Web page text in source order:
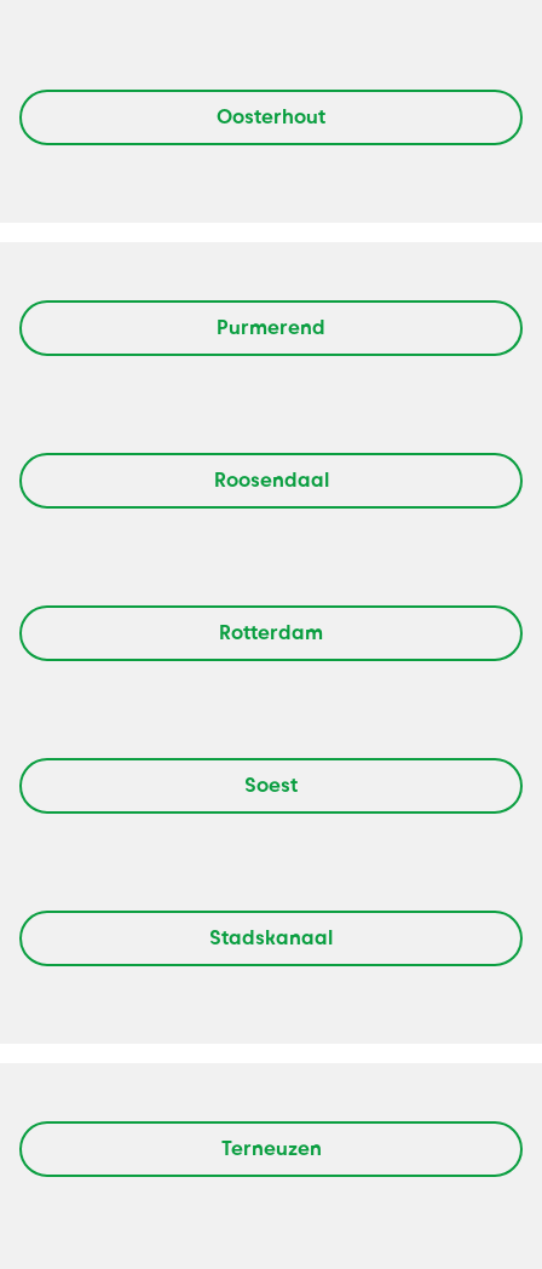
Oosterhout
Purmerend
Roosendaal
Rotterdam
Soest
Stadskanaal
Terneuzen